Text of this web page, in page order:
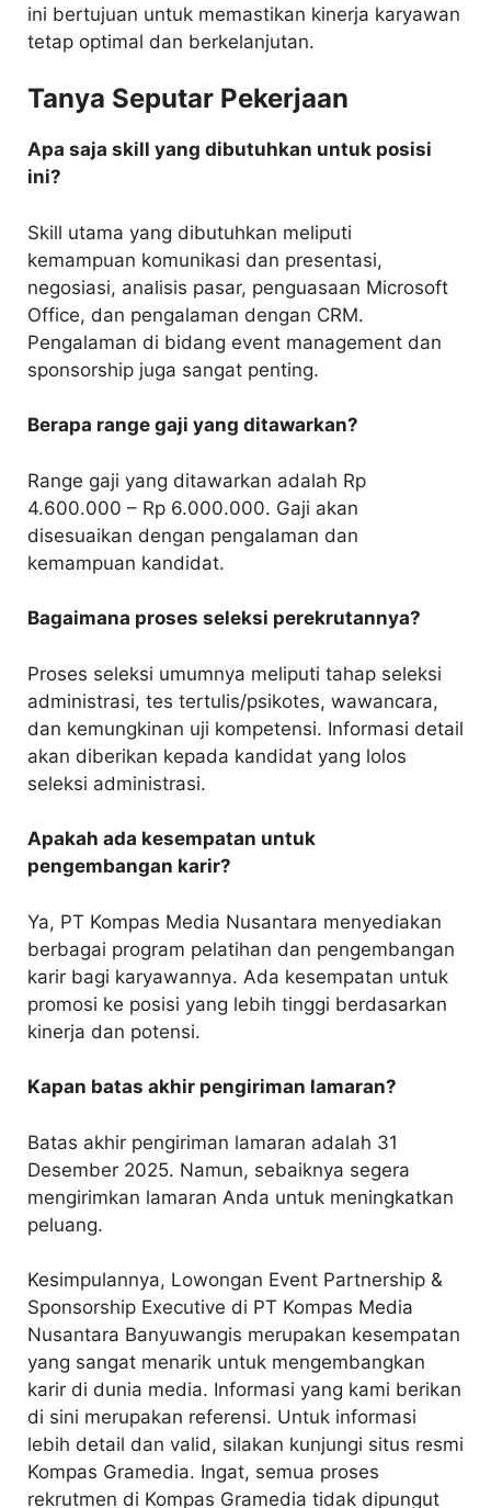
ini bertujuan untuk memastikan kinerja karyawan
tetap optimal dan berkelanjutan.
Tanya Seputar Pekerjaan
Apa saja skill yang dibutuhkan untuk posisi
ini?
Skill utama yang dibutuhkan meliputi
kemampuan komunikasi dan presentasi,
negosiasi, analisis pasar, penguasaan Microsoft
Office, dan pengalaman dengan CRM.
Pengalaman di bidang event management dan
sponsorship juga sangat penting.
Berapa range gaji yang ditawarkan?
Range gaji yang ditawarkan adalah Rp
4.600.000 – Rp 6.000.000. Gaji akan
disesuaikan dengan pengalaman dan
kemampuan kandidat.
Bagaimana proses seleksi perekrutannya?
Proses seleksi umumnya meliputi tahap seleksi
administrasi, tes tertulis/psikotes, wawancara,
dan kemungkinan uji kompetensi. Informasi detail
akan diberikan kepada kandidat yang lolos
seleksi administrasi.
Apakah ada kesempatan untuk
pengembangan karir?
Ya, PT Kompas Media Nusantara menyediakan
berbagai program pelatihan dan pengembangan
karir bagi karyawannya. Ada kesempatan untuk
promosi ke posisi yang lebih tinggi berdasarkan
kinerja dan potensi.
Kapan batas akhir pengiriman lamaran?
Batas akhir pengiriman lamaran adalah 31
Desember 2025. Namun, sebaiknya segera
mengirimkan lamaran Anda untuk meningkatkan
peluang.
Kesimpulannya, Lowongan Event Partnership &
Sponsorship Executive di PT Kompas Media
Nusantara Banyuwangis merupakan kesempatan
yang sangat menarik untuk mengembangkan
karir di dunia media. Informasi yang kami berikan
di sini merupakan referensi. Untuk informasi
lebih detail dan valid, silakan kunjungi situs resmi
Kompas Gramedia. Ingat, semua proses
rekrutmen di Kompas Gramedia tidak dipungut